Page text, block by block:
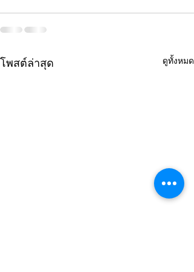
โพสต์ล่าสุด ดูทั้งหมด